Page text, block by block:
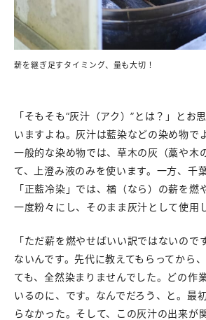
薪を継ぎ足すタイミング、量も大切！
「そもそも“灰汁（アク）”とは？」とお
いますよね。灰汁は藍染などの染め物で
一般的な染め物では、草木の灰（藁や木
て、上澄み液のみを使います。一方、千
「正藍冷染」では、楢（なら）の薪を燃
一度粉々にし、そのまま灰汁として使用
「ただ薪を燃やせばいい訳ではないので
ないんです。先代に教えてもらってから
ても、全然染まりませんでした。どの作
いるのに、です。なんでだろう、と。最
らなかった。そして、この灰汁の出来が